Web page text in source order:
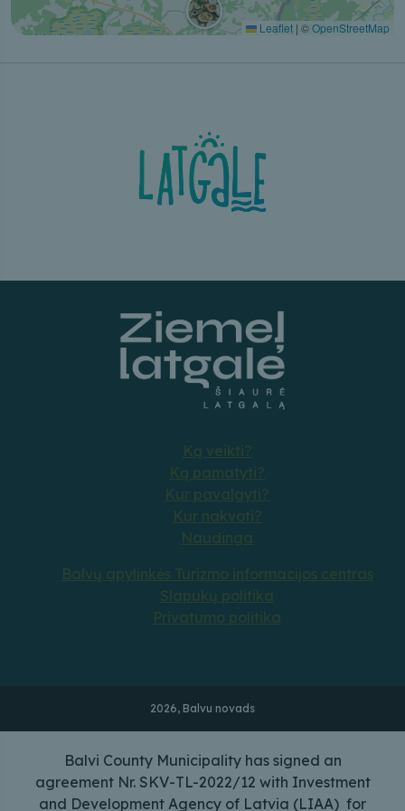
Leaflet | ©OpenStreetMap
Ką veikti?
Ką pamatyti?
Kur pavalgyti?
Kur nakvoti?
Naudinga
Balvų apylinkės Turizmo informacijos centras
Slapukų politika
Privatumo politika
2026, Balvu novads
Balvi County Municipality has signed an
agreement Nr. SKV-TL-2022/12 with Investment
and Development Agency of Latvia (LIAA) for